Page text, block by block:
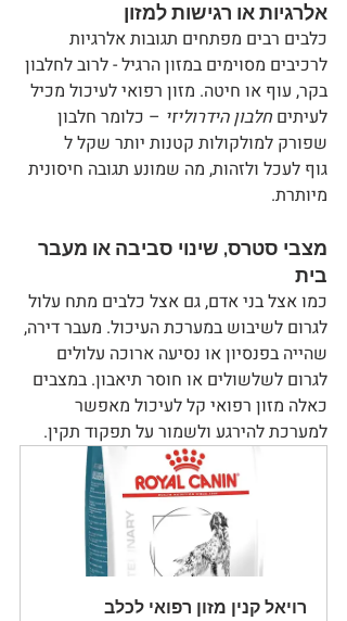
אלרגיות או רגישות למזון
כלבים רבים מפתחים תגובות אלרגיות
לרכיבים מסוימים במזון הרגיל - לרוב לחלבון
בקר, עוף או חיטה. מזון רפואי לעיכול מכיל
לעיתים חלבון הידרוליזי – כלומר חלבון
שפורק למולקולות קטנות יותר שקל ל
גוף לעכל ולזהות, מה שמונע תגובה חיסונית
מיותרת.
מצבי סטרס, שינוי סביבה או מעבר
בית
כמו אצל בני אדם, גם אצל כלבים מתח עלול
לגרום לשיבוש במערכת העיכול. מעבר דירה,
שהייה בפנסיון או נסיעה ארוכה עלולים
לגרום לשלשולים או חוסר תיאבון. במצבים
כאלה מזון רפואי קל לעיכול מאפשר
למערכת להירגע ולשמור על תפקוד תקין.
רויאל קנין מזון רפואי לכלב